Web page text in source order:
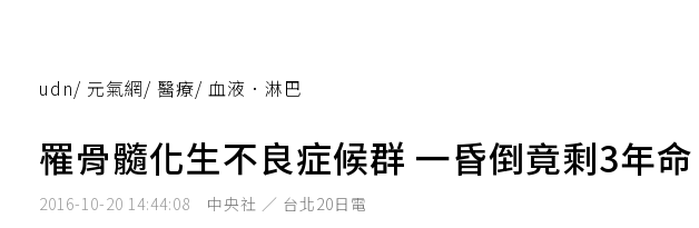
udn/ 元氣網/ 醫療/ 血液．淋巴
罹骨髓化生不良症候群 一昏倒竟剩3年命
2016-10-20 14:44:08 中央社 ／ 台北20日電